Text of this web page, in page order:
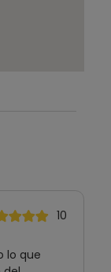
10
lo que